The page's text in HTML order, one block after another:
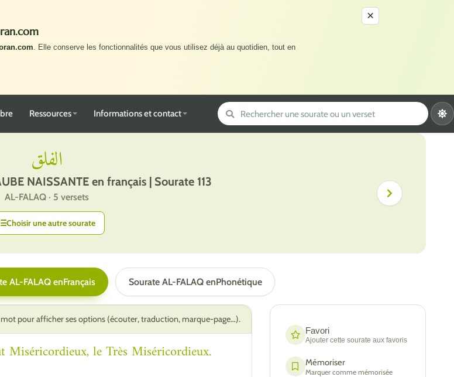
×
. Elle conserve les fonctionnalités que vous utilisez déjà au quotidien, tout en
Ressources Informations et contact
الفلق
NAISSANTE en français | Sourate 113
AL-FALAQ · 5 versets
Choisir une autre sourate
AL-FALAQ enFrançais Sourate AL-FALAQ enPhonétique
pour afficher ses options (écouter, traduction, marque-page…).
le Très Miséricordieux.
Favori
Ajouter cette sourate aux favoris
Mémoriser
Marquer comme mémorisée